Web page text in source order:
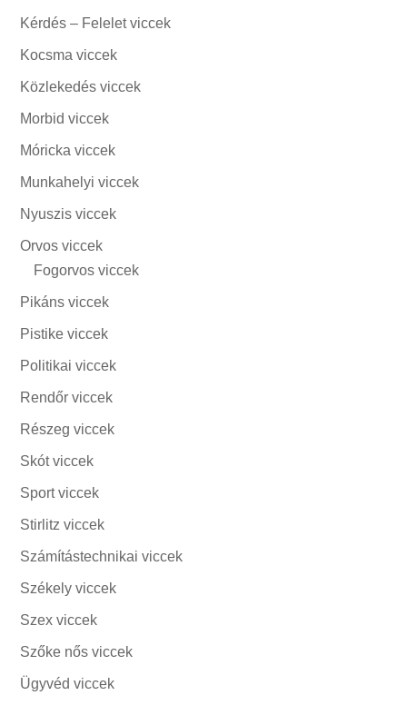
Kérdés – Felelet viccek
Kocsma viccek
Közlekedés viccek
Morbid viccek
Móricka viccek
Munkahelyi viccek
Nyuszis viccek
Orvos viccek
Fogorvos viccek
Pikáns viccek
Pistike viccek
Politikai viccek
Rendőr viccek
Részeg viccek
Skót viccek
Sport viccek
Stirlitz viccek
Számítástechnikai viccek
Székely viccek
Szex viccek
Szőke nős viccek
Ügyvéd viccek